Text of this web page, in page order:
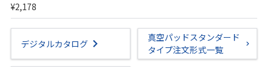
¥2,178
デジタルカタログ
真空パッドスタンダード
タイプ注文形式一覧